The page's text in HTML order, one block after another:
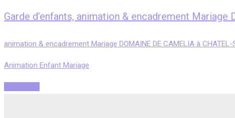
Garde d’enfants, animation & encadrement
animation & encadrement Mariage DOMAINE DE CAMELIA à CHATEL-
Animation Enfant Mariage